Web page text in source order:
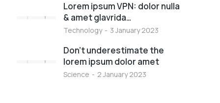
Lorem ipsum VPN: dolor nulla
& amet glavrida…
Technology 3 January 2023
Don’t underestimate the
lorem ipsum dolor amet
Science 2 January 2023